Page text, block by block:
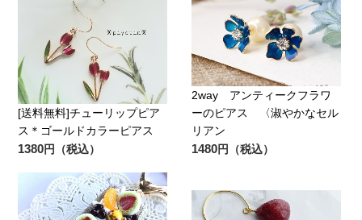
[送料無料]チューリップピア
ス＊ゴールドカラーピアス
1380円（税込）
2way アンティークフラワ
ーのピアス 〈淑やかなセル
リアン
1480円（税込）